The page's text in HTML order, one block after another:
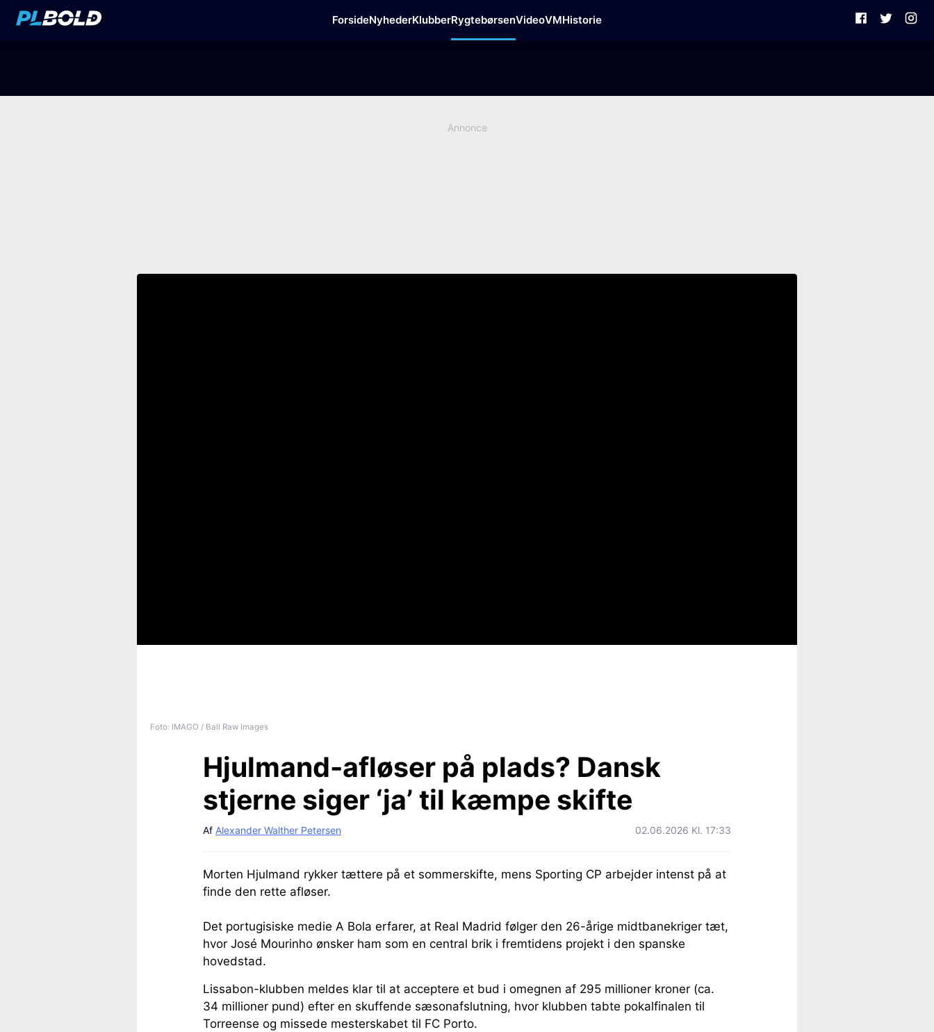
ForsideNyhederKlubberRygtebørsenVideoVMHistorie
Annonce
Foto: IMAGO / Ball Raw Images
Hjulmand-afløser på plads? Dansk
stjerne siger ‘ja’ til kæmpe skifte
Af Alexander Walther Petersen 02.06.2026 Kl. 17:33
Morten Hjulmand rykker tættere på et sommerskifte, mens Sporting CP arbejder intenst på at
finde den rette afløser.
Det portugisiske medie A Bola erfarer, at Real Madrid følger den 26-årige midtbanekriger tæt,
hvor José Mourinho ønsker ham som en central brik i fremtidens projekt i den spanske
hovedstad.
Lissabon-klubben meldes klar til at acceptere et bud i omegnen af 295 millioner kroner (ca.
34 millioner pund) efter en skuffende sæsonafslutning, hvor klubben tabte pokalfinalen til
Torreense og missede mesterskabet til FC Porto.